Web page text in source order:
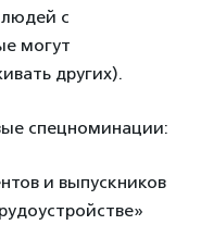
с
могут
других).
спецноминации:
и выпускников